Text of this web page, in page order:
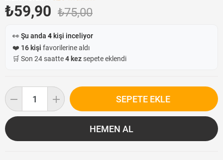
₺75,00
₺59,90
👀 Şu anda 4 kişi inceliyor
❤️ 16 kişi favorilerine aldı
🛒 Son 24 saatte4 kezsepete eklendi